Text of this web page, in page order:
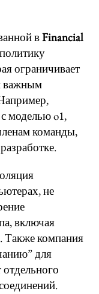
вFinancial
ограничивает
важным
моделью o1,
команды,
не
включая
Также компания
для
отдельного